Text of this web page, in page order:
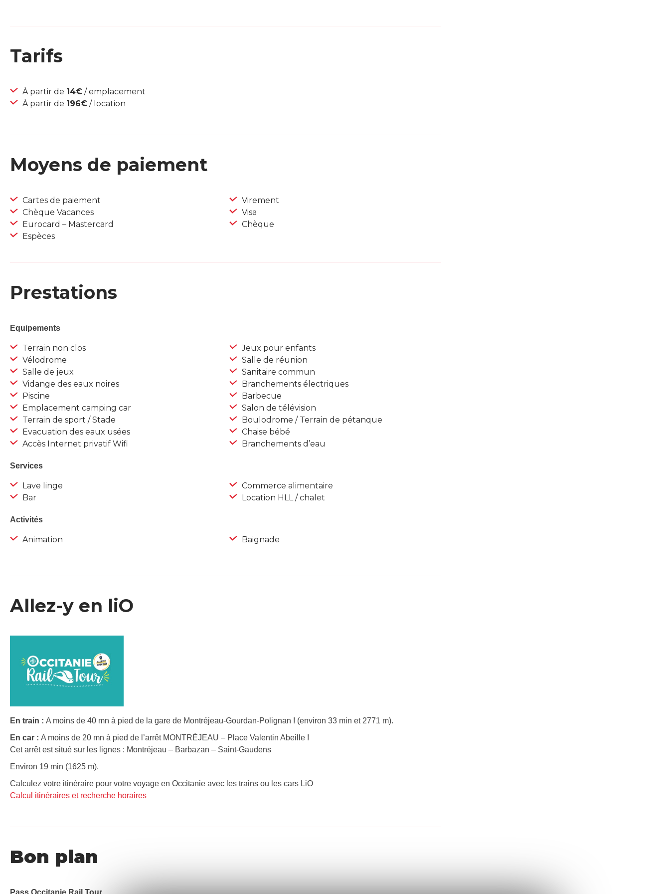
Tarifs
À partir de 14€ / emplacement
À partir de 196€ / location
Moyens de paiement
Cartes de paiement
Chèque Vacances
Eurocard – Mastercard
Espèces
Virement
Visa
Chèque
Prestations
Equipements
Terrain non clos
Vélodrome
Salle de jeux
Vidange des eaux noires
Piscine
Emplacement camping car
Terrain de sport / Stade
Evacuation des eaux usées
Accès Internet privatif Wifi
Jeux pour enfants
Salle de réunion
Sanitaire commun
Branchements électriques
Barbecue
Salon de télévision
Boulodrome / Terrain de pétanque
Chaise bébé
Branchements d’eau
Services
Lave linge
Bar
Commerce alimentaire
Location HLL / chalet
Activités
Animation Baignade
Allez-y en liO
En train : A moins de 40 mn à pied de la gare de Montréjeau-Gourdan-Polignan ! (environ 33 min et 2771 m).
En car : A moins de 20 mn à pied de l’arrêt MONTRÉJEAU – Place Valentin Abeille !
Cet arrêt est situé sur les lignes : Montréjeau – Barbazan – Saint-Gaudens
Environ 19 min (1625 m).
Calculez votre itinéraire pour votre voyage en Occitanie avec les trains ou les cars LiO
Calcul itinéraires et recherche horaires
Bon plan
Pass Occitanie Rail Tour​